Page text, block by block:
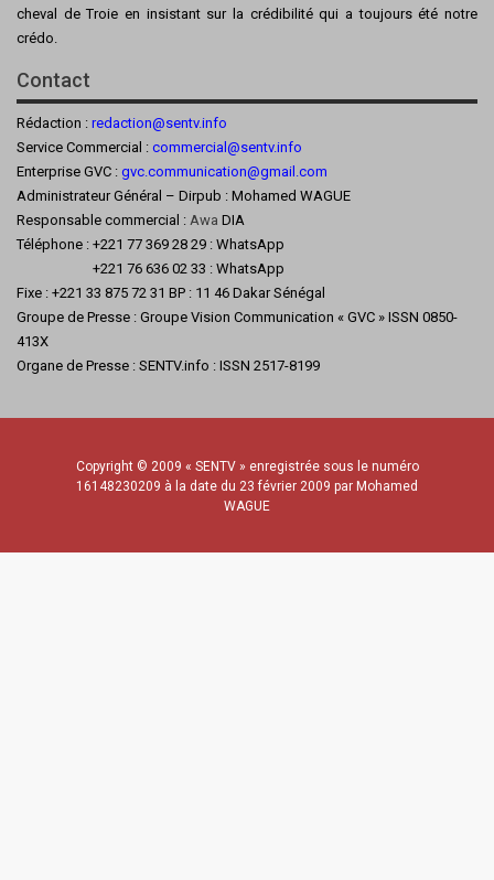
cheval de Troie en insistant sur la crédibilité qui a toujours été notre
crédo.
Contact
Rédaction : redaction@sentv.info
Service Commercial : commercial@sentv.info
Enterprise GVC : gvc.communication@gmail.com
Administrateur Général – Dirpub : Mohamed WAGUE
Responsable commercial : Awa DIA
Téléphone : +221 77 369 28 29 : WhatsApp
+221 76 636 02 33 : WhatsApp
Fixe : +221 33 875 72 31 BP : 11 46 Dakar Sénégal
Groupe de Presse : Groupe Vision Communication « GVC » ISSN 0850-
413X
Organe de Presse : SENTV.info : ISSN 2517-8199
Copyright © 2009 « SENTV » enregistrée sous le numéro
16148230209 à la date du 23 février 2009 par Mohamed
WAGUE